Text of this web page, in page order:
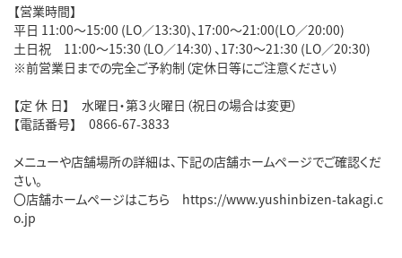
【営業時間】
平日 11:00～15:00 (LO／13:30)、17:00～21:00(LO／20:00)
土日祝 11:00～15:30（LO／14:30）、17:30～21:30 (LO／20:30)
※前営業日までの完全ご予約制（定休日等にご注意ください）
【定 休 日】 水曜日・第３火曜日（祝日の場合は変更）
【電話番号】 0866-67-3833
メニューや店舗場所の詳細は、下記の店舗ホームページでご確認くだ
さい。
〇店舗ホームページはこちら https://www.yushinbizen-takagi.c
o.jp